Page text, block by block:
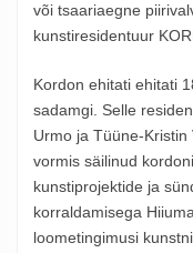
või tsaariaegne
kunstiresidentuur
Kordon ehitati ehitati
sadamgi. Selle
Urmo ja Tüüne-
vormis säilinud
kunstiprojektide ja
korraldamisega
loometingimusi